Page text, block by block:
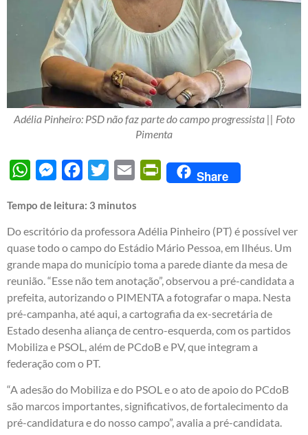
Adélia Pinheiro: PSD não faz parte do campo progressista || Foto
Pimenta
WhatsAppMessengerFacebook
Twitter Email PrintFriendly
Share
Tempo de leitura: 3 minutos
Do escritório da professora Adélia Pinheiro (PT) é possível ver
quase todo o campo do Estádio Mário Pessoa, em Ilhéus. Um
grande mapa do município toma a parede diante da mesa de
reunião. “Esse não tem anotação”, observou a pré-candidata a
prefeita, autorizando o PIMENTA a fotografar o mapa. Nesta
pré-campanha, até aqui, a cartografia da ex-secretária de
Estado desenha aliança de centro-esquerda, com os partidos
Mobiliza e PSOL, além de PCdoB e PV, que integram a
federação com o PT.
“A adesão do Mobiliza e do PSOL e o ato de apoio do PCdoB
são marcos importantes, significativos, de fortalecimento da
pré-candidatura e do nosso campo”, avalia a pré-candidata.